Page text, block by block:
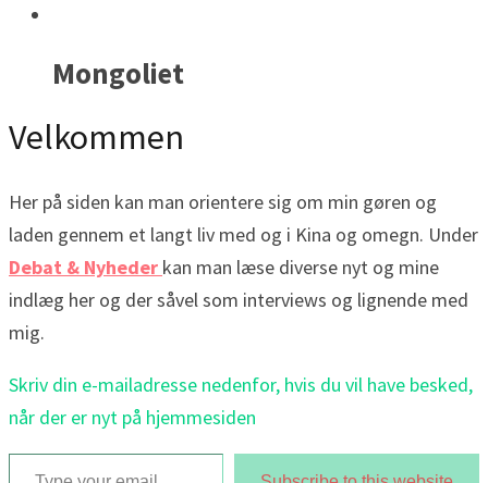
Mongoliet
Velkommen
Her på siden kan man orientere sig om min gøren og
laden gennem et langt liv med og i Kina og omegn. Under
Debat & Nyheder kan man læse diverse nyt og mine
indlæg her og der såvel som interviews og lignende med
mig.
Skriv din e-mailadresse nedenfor, hvis du vil have besked,
når der er nyt på hjemmesiden
Type your email…